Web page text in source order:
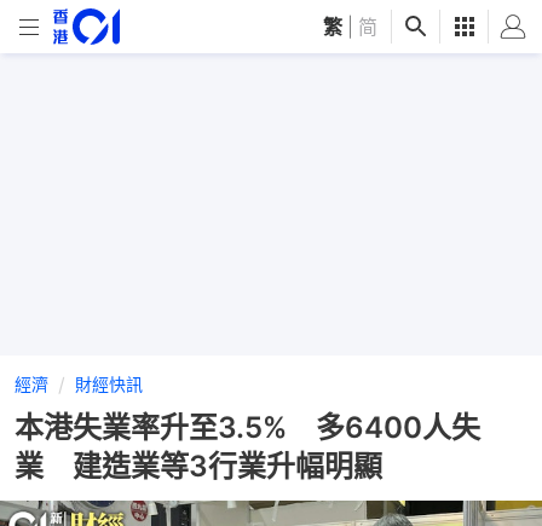
繁 简
經濟 財經快訊
本港失業率升至3.5% 多6400人失
業 建造業等3行業升幅明顯